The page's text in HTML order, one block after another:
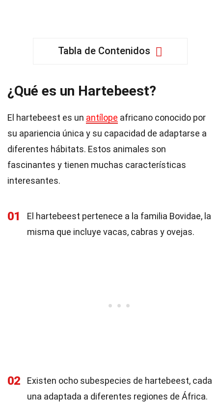
Tabla de Contenidos
¿Qué es un Hartebeest?
El hartebeest es un antílope africano conocido por
su apariencia única y su capacidad de adaptarse a
diferentes hábitats. Estos animales son
fascinantes y tienen muchas características
interesantes.
01
El hartebeest pertenece a la familia Bovidae, la
misma que incluye vacas, cabras y ovejas.
02
Existen ocho subespecies de hartebeest, cada
una adaptada a diferentes regiones de África.